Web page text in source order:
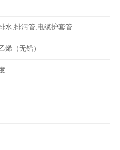
水,排污管,电缆护套管
烯（无铅）